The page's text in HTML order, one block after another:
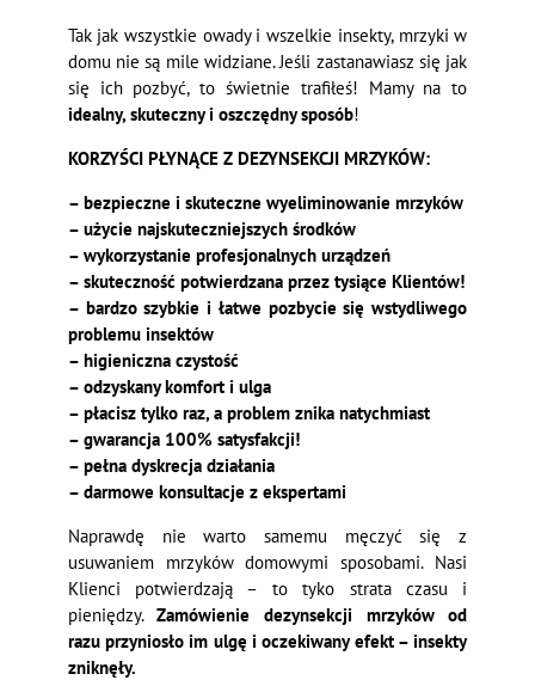
Tak jak wszystkie owady i wszelkie insekty, mrzyki w
domu nie są mile widziane. Jeśli zastanawiasz się jak
się ich pozbyć, to świetnie trafiłeś! Mamy na to
idealny, skuteczny i oszczędny sposób!
KORZYŚCI PŁYNĄCE Z DEZYNSEKCJI MRZYKÓW:
– bezpieczne i skuteczne wyeliminowanie mrzyków
– użycie najskuteczniejszych środków
– wykorzystanie profesjonalnych urządzeń
– skuteczność potwierdzana przez tysiące Klientów!
– bardzo szybkie i łatwe pozbycie się wstydliwego
problemu insektów
– higieniczna czystość
– odzyskany komfort i ulga
– płacisz tylko raz, a problem znika natychmiast
– gwarancja 100% satysfakcji!
– pełna dyskrecja działania
– darmowe konsultacje z ekspertami
Naprawdę nie warto samemu męczyć się z
usuwaniem mrzyków domowymi sposobami. Nasi
Klienci potwierdzają – to tyko strata czasu i
pieniędzy.Zamówienie dezynsekcji mrzyków od
razu przyniosło im ulgę i oczekiwany efekt – insekty
zniknęły.